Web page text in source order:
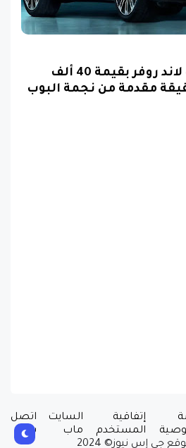
مسابقة ربح سيارة لاند روفر بقيمة 40 ألف
مقدمة من نجمة البوب
إتفاقية
المستخدم
السايت
ماب
اتصل
بنا
جي إس نيوز© 2024